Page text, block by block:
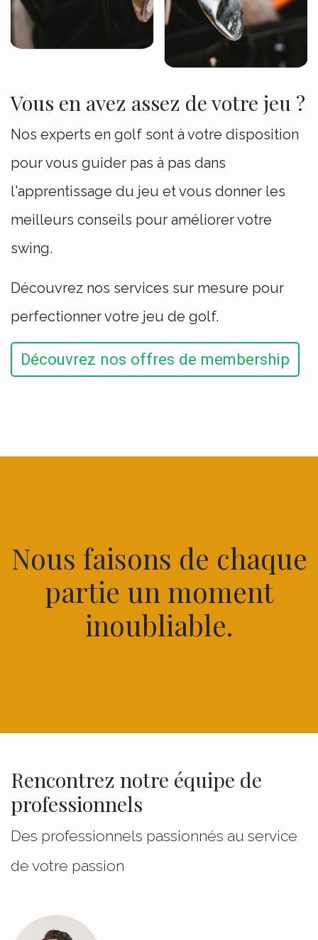
Vous en avez assez de votre jeu ?
Nos experts en golf sont à votre disposition
pour vous guider pas à pas dans
l'apprentissage du jeu et vous donner les
meilleurs conseils pour améliorer votre
swing.
Découvrez nos services sur mesure pour
perfectionner votre jeu de golf.
Découvrez nos offres de membership
Nous faisons de chaque
partie un moment
inoubliable.
Rencontrez notre équipe de
professionnels
Des professionnels passionnés au service
de votre passion